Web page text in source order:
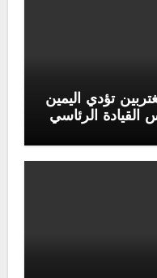
تؤدي اليمين
الرئاسي